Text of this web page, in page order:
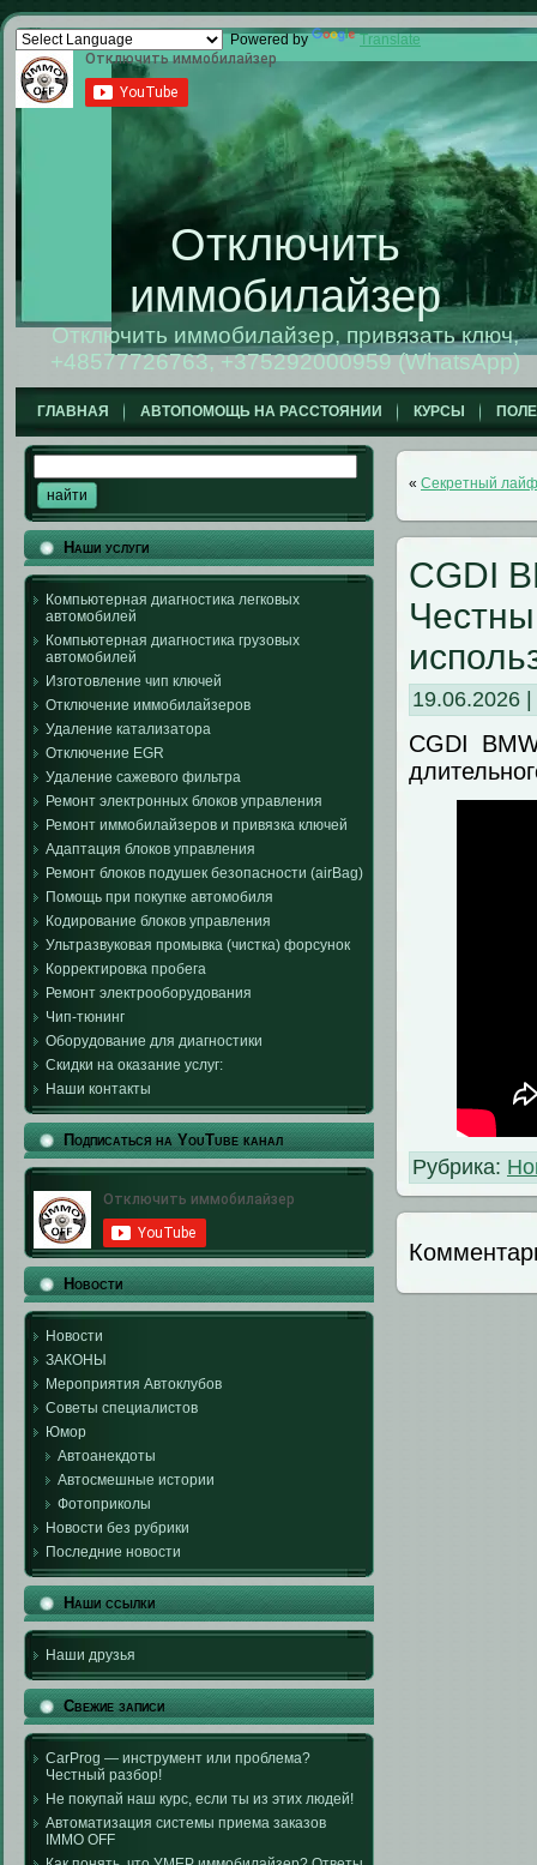
Powered by Translate
Отключить
иммобилайзер
Отключить иммобилайзер, привязать ключ,
+48577726763, +375292000959 (WhatsApp)
ГЛАВНАЯ АВТОПОМОЩЬ НА РАССТОЯНИИ КУРСЫ
Наши услуги
Компьютерная диагностика легковых
автомобилей
Компьютерная диагностика грузовых
автомобилей
Изготовление чип ключей
Отключение иммобилайзеров
Удаление катализатора
Отключение EGR
Удаление сажевого фильтра
Ремонт электронных блоков управления
Ремонт иммобилайзеров и привязка ключей
Адаптация блоков управления
Ремонт блоков подушек безопасности (airBag)
Помощь при покупке автомобиля
Кодирование блоков управления
Ультразвуковая промывка (чистка) форсунок
Корректировка пробега
Ремонт электрооборудования
Чип-тюнинг
Оборудование для диагностики
Скидки на оказание услуг:
Наши контакты
Подписаться на YouTube канал
Новости
Новости
ЗАКОНЫ
Мероприятия Автоклубов
Советы специалистов
Юмор
Автоанекдоты
Автосмешные истории
Фотоприколы
Новости без рубрики
Последние новости
Наши ссылки
Наши друзья
Свежие записи
CarProg — инструмент или проблема?
Честный разбор!
Не покупай наш курс, если ты из этих людей!
Автоматизация системы приема заказов
IMMO OFF
« Секретный
CGDI
19.06.2026
CGDI
Рубрика: